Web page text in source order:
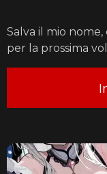
Salva il mio
per la prossima